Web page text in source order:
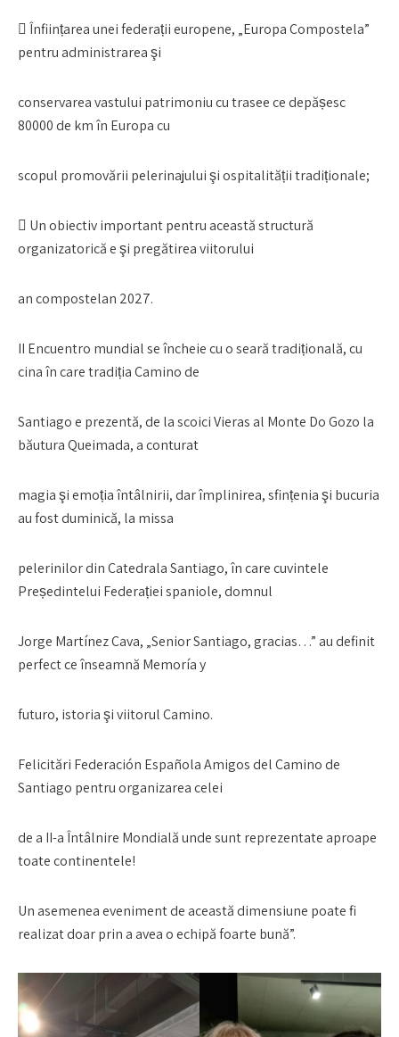
 Înființarea unei federații europene, „Europa Compostela”
pentru administrarea şi
conservarea vastului patrimoniu cu trasee ce depășesc
80000 de km în Europa cu
scopul promovării pelerinajului şi ospitalității tradiționale;
 Un obiectiv important pentru această structură
organizatorică e şi pregătirea viitorului
an compostelan 2027.
II Encuentro mundial se încheie cu o seară tradițională, cu
cina în care tradiția Camino de
Santiago e prezentă, de la scoici Vieras al Monte Do Gozo la
băutura Queimada, a conturat
magia şi emoția întâlnirii, dar împlinirea, sfințenia şi bucuria
au fost duminică, la missa
pelerinilor din Catedrala Santiago, în care cuvintele
Președintelui Federației spaniole, domnul
Jorge Martínez Cava, „Senior Santiago, gracias…” au definit
perfect ce înseamnă Memoría y
futuro, istoria şi viitorul Camino.
Felicitări Federación Española Amigos del Camino de
Santiago pentru organizarea celei
de a II-a Întâlnire Mondială unde sunt reprezentate aproape
toate continentele!
Un asemenea eveniment de această dimensiune poate fi
realizat doar prin a avea o echipă foarte bună”.